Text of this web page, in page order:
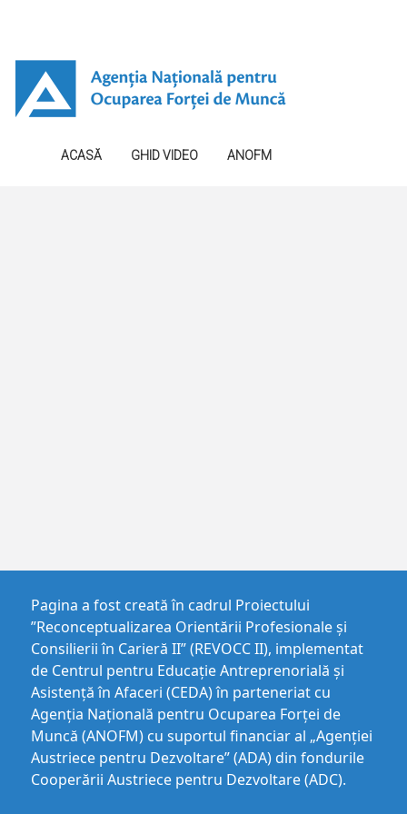
ACASĂ GHID VIDEO ANOFM
Pagina a fost creată în cadrul Proiectului
”Reconceptualizarea Orientării Profesionale și
Consilierii în Carieră II” (REVOCC II), implementat
de Centrul pentru Educaţie Antreprenorială şi
Asistenţă în Afaceri (CEDA) în parteneriat cu
Agenția Națională pentru Ocuparea Forței de
Muncă (ANOFM) cu suportul financiar al „Agenției
Austriece pentru Dezvoltare” (ADA) din fondurile
Cooperării Austriece pentru Dezvoltare (ADC).